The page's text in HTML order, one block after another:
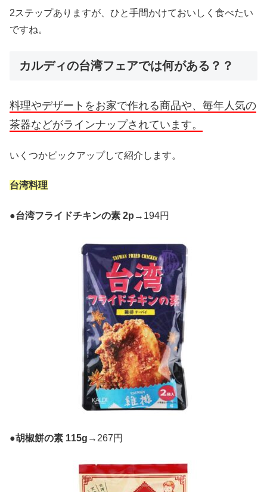
2ステップありますが、ひと手間かけておいしく食べたい
ですね。
カルディの台湾フェアでは何がある？？
料理やデザートをお家で作れる商品や、毎年人気の
茶器などがラインナップされています。
いくつかピックアップして紹介します。
台湾料理
●台湾フライドチキンの素 2p →194円
●胡椒餅の素 115g →267円